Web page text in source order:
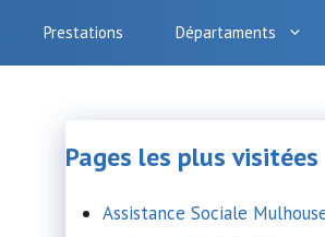
Prestations Départaments
Pages les plus visitées
Assistance Sociale